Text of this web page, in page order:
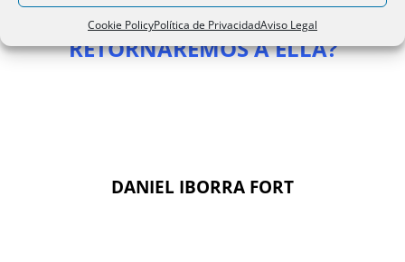
Cookie PolicyPolítica de PrivacidadAviso Legal
LA GRAN CRISIS O
RETORNAREMOS A ELLA?
DANIEL IBORRA FORT